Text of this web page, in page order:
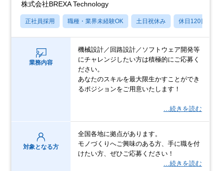
株式会社BREXA Technology
正社員採用 職種・業界未経験OK 土日祝休み 休日120日以上
業務内容
機械設計／回路設計／ソフトウェア開発等
にチャレンジしたい方は積極的にご応募く
ださい。
あなたのスキルを最大限生かすことができ
るポジションをご用意いたします！
…続きを読む
対象となる方
全国各地に拠点があります。
モノづくりへご興味のある方、手に職を付
けたい方、ぜひご応募ください！
…続きを読む